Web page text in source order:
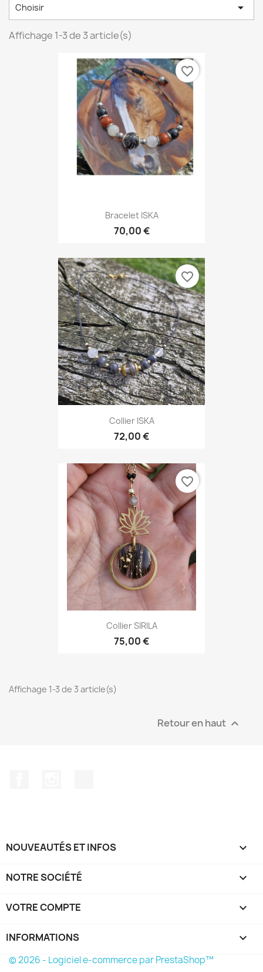
Choisir 
Affichage 1-3 de 3 article(s)
Bracelet ISKA
70,00 €
favorite_border
Collier ISKA
72,00 €
favorite_border
Collier SIRILA
75,00 €
favorite_border
Affichage 1-3 de 3 article(s)
Retour en haut 
NOUVEAUTÉS ET INFOS 
NOTRE SOCIÉTÉ 
VOTRE COMPTE 
INFORMATIONS keyboard_arrow_down
© 2026 - Logiciel e-commerce par PrestaShop™